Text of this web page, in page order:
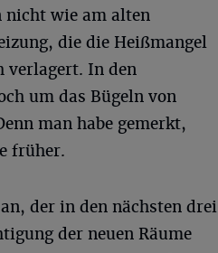
nicht wie am alten
die die Heißmangel
verlagert. In den
um das Bügeln von
man habe gemerkt,
früher.
der in den nächsten drei
der neuen Räume